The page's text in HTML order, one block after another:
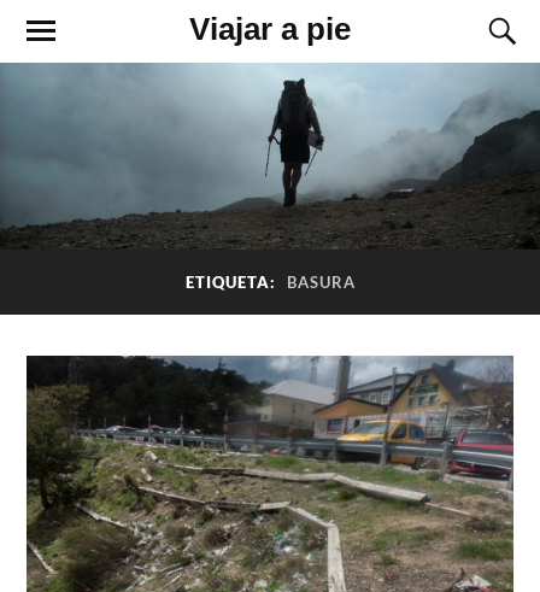
Viajar a pie
ETIQUETA: BASURA